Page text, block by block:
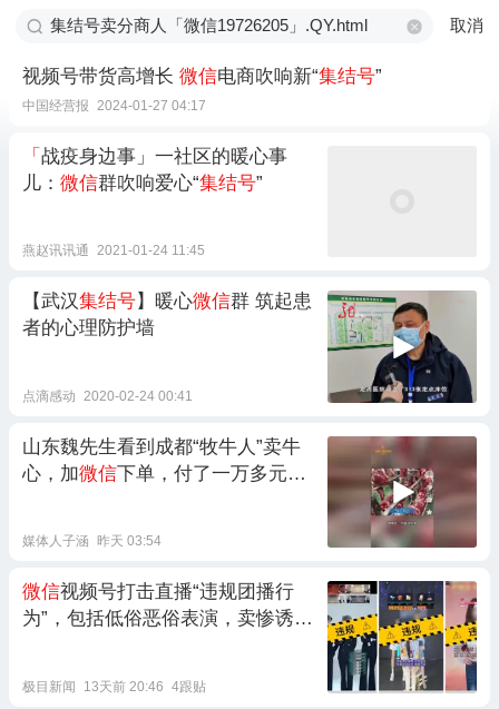
取消
视频号带货高增长 微信电商吹响新“集结号”
中国经营报 2024-01-27 04:17
「 战疫身边事」一社区的暖心事
儿： 微信群吹响爱心“集结号”
燕赵讯讯通 2021-01-24 11:45
【武汉集结号】暖心微信群 筑起患
者的心理防护墙
点滴感动 2020-02-24 00:41
山东魏先生看到成都“牧牛人”卖牛
心，加微信下单，付了一万多元。
媒体人子涵 昨天 03:54
微信视频号打击直播“违规团播行
为”，包括低俗恶俗表演，卖惨诱导
极目新闻 13天前 20:46 4跟贴